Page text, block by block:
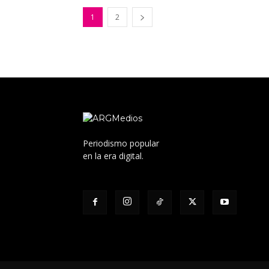
1 2
Periodismo popular
en la era digital.